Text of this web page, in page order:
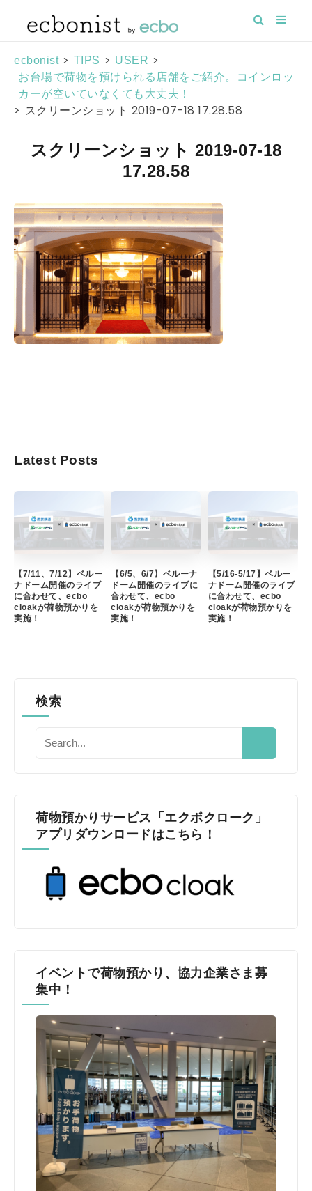
ecbonist > TIPS > USER >
お台場で荷物を預けられる店舗をご紹介。コインロッ
カーが空いていなくても大丈夫！
> スクリーンショット 2019-07-18 17.28.58
スクリーンショット 2019-07-18
17.28.58
Latest Posts
【7/11、7/12】ベルー
ナドーム開催のライブ
に合わせて、ecbo
cloakが荷物預かりを
実施！
【6/5、6/7】ベルーナ
ドーム開催のライブに
合わせて、ecbo
cloakが荷物預かりを
実施！
【5/16-5/17】ベルー
ナドーム開催のライブ
に合わせて、ecbo
cloakが荷物預かりを
実施！
検索
荷物預かりサービス「エクボクローク」
アプリダウンロードはこちら！
イベントで荷物預かり、協力企業さま募
集中！